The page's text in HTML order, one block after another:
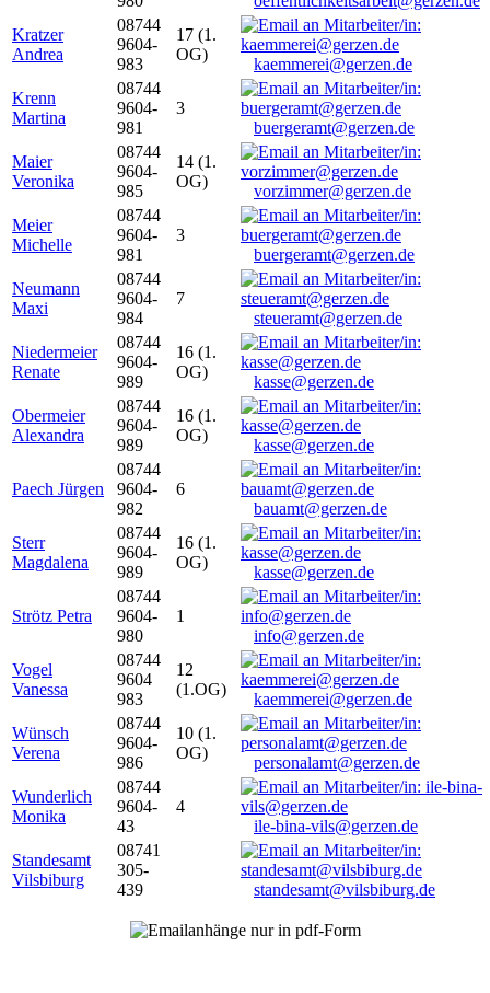
Kratzer
Andrea
08744
9604-
983
17 (1.
OG)
kaemmerei@gerzen.de
Krenn
Martina
08744
9604-
981
3
buergeramt@gerzen.de
Maier
Veronika
08744
9604-
985
14 (1.
OG)
vorzimmer@gerzen.de
Meier
Michelle
08744
9604-
981
3
buergeramt@gerzen.de
Neumann
Maxi
08744
9604-
984
7
steueramt@gerzen.de
Niedermeier
Renate
08744
9604-
989
16 (1.
OG)
kasse@gerzen.de
Obermeier
Alexandra
08744
9604-
989
16 (1.
OG)
kasse@gerzen.de
Paech Jürgen
08744
9604-
982
6
bauamt@gerzen.de
Sterr
Magdalena
08744
9604-
989
16 (1.
OG)
kasse@gerzen.de
Strötz Petra
08744
9604-
980
1
info@gerzen.de
Vogel
Vanessa
08744
9604
983
12
(1.OG)
kaemmerei@gerzen.de
Wünsch
Verena
08744
9604-
986
10 (1.
OG)
personalamt@gerzen.de
Wunderlich
Monika
08744
9604-
43
4
ile-bina-vils@gerzen.de
Standesamt
Vilsbiburg
08741
305-
439
standesamt@vilsbiburg.de